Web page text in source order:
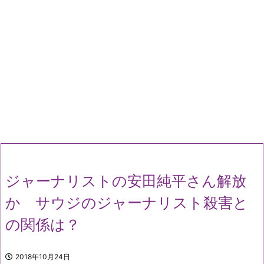
ジャーナリストの安田純平さん解放
か サウジのジャーナリスト殺害と
の関係は？
2018年10月24日